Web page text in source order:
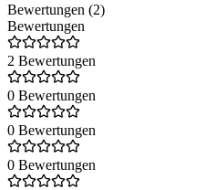
Bewertungen (2)
Bewertungen
2 Bewertungen
0 Bewertungen
0 Bewertungen
0 Bewertungen